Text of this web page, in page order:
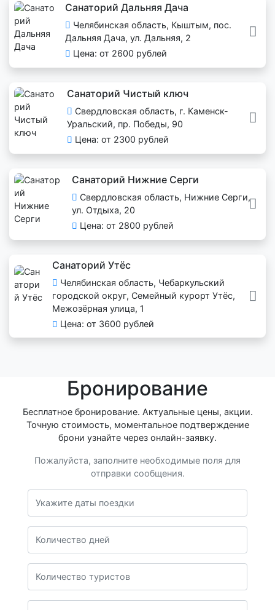
Санаторий Дальняя Дача
Челябинская область, Кыштым, пос.
Дальняя Дача, ул. Дальняя, 2
Цена: от 2600 рублей
Санаторий Чистый ключ
Свердловская область, г. Каменск-
Уральский, пр. Победы, 90
Цена: от 2300 рублей
Санаторий Нижние Серги
Свердловская область, Нижние Серги,
ул. Отдыха, 20
Цена: от 2800 рублей
Санаторий Утёс
Челябинская область, Чебаркульский
городской округ, Семейный курорт Утёс,
Межозёрная улица, 1
Цена: от 3600 рублей
Бронирование
Бесплатное бронирование. Актуальные цены, акции.
Точную стоимость, моментальное подтверждение
брони узнайте через онлайн-заявку.
Пожалуйста, заполните необходимые поля для
отправки сообщения.